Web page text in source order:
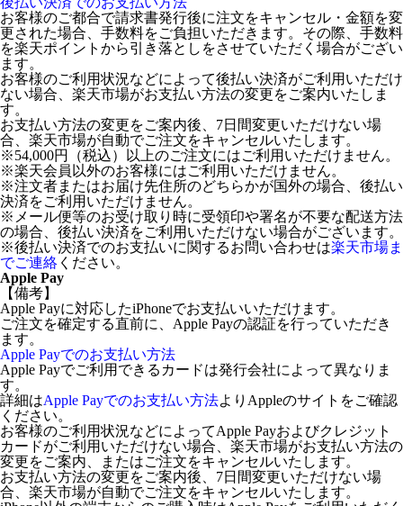
お客様のご都合で請求書発行後に注文をキャンセル・金額を変
更された場合、手数料をご負担いただきます。その際、手数料
を楽天ポイントから引き落としをさせていただく場合がござい
ます。
お客様のご利用状況などによって後払い決済がご利用いただけ
ない場合、楽天市場がお支払い方法の変更をご案内いたしま
す。
お支払い方法の変更をご案内後、7日間変更いただけない場
合、楽天市場が自動でご注文をキャンセルいたします。
※54,000円（税込）以上のご注文にはご利用いただけません。
※楽天会員以外のお客様にはご利用いただけません。
※注文者またはお届け先住所のどちらかが国外の場合、後払い
決済をご利用いただけません。
※メール便等のお受け取り時に受領印や署名が不要な配送方法
の場合、後払い決済をご利用いただけない場合がございます。
※後払い決済でのお支払いに関するお問い合わせは楽天市場ま
でご連絡 ください。
Apple Pay
【備考】
Apple Payに対応したiPhoneでお支払いいただけます。
ご注文を確定する直前に、Apple Payの認証を行っていただき
ます。
Apple Payでのお支払い方法
Apple Payでご利用できるカードは発行会社によって異なりま
す。
詳細はApple Payでのお支払い方法よりAppleのサイトをご確認
ください。
お客様のご利用状況などによってApple Payおよびクレジット
カードがご利用いただけない場合、楽天市場がお支払い方法の
変更をご案内、またはご注文をキャンセルいたします。
お支払い方法の変更をご案内後、7日間変更いただけない場
合、楽天市場が自動でご注文をキャンセルいたします。